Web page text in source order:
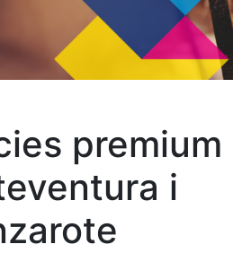
premium
i